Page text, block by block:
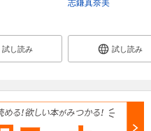
試し読み 試し読み